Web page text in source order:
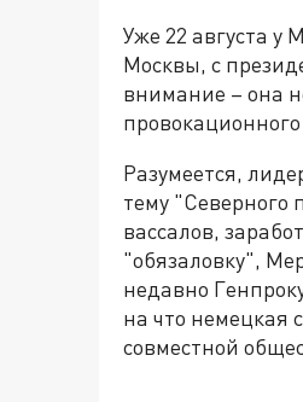
Уже 22 августа у
Москвы, с
внимание – она
Разумеется,
тему "Северного
вассалов,
"обязаловку",
недавно
на что немецкая
совместной